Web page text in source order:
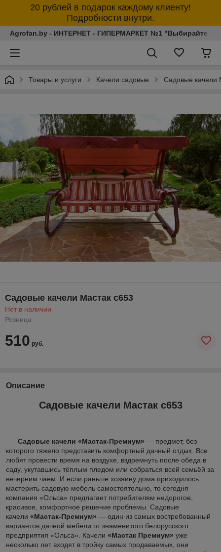
20 рублей в подарок каждому клиенту!
Подробности внутри.
Agrofan.by - ИНТЕРНЕТ - ГИПЕРМАРКЕТ №1 "Выбирайте
Товары и услуги Качели садовые Садовые качели
Садовые качели Мастак с653
Нет в наличии
Розница
510 руб.
Описание
Садовые качели Мастак с653
Садовые качели «Мастак-Премиум» ― предмет, без
которого тяжело представить комфортный дачный отдых. Все
любят провести время на воздухе, вздремнуть после обеда в
саду, укутавшись тёплым пледом или собраться всей семьёй за
вечерним чаем. И если раньше хозяину дома приходилось
мастерить садовую мебель самостоятельно, то сегодня
компания «Ольса» предлагает потребителям недорогое,
красивое, комфортное решение проблемы. Садовые
качели «Мастак-Премиум» ― один из самых востребованный
вариантов дачной мебели от знаменитого белорусского
предприятия «Ольса». Качели «Мастак Премиум» уже
несколько лет входят в тройку самых продаваемых, они